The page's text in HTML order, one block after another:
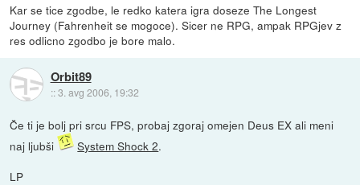
Kar se tice zgodbe, le redko katera igra doseze The Longest
Journey (Fahrenheit se mogoce). Sicer ne RPG, ampak RPGjev z
res odlicno zgodbo je bore malo.
Orbit89
::3. avg 2006, 19:32
Če ti je bolj pri srcu FPS, probaj zgoraj omejen Deus EX ali meni
naj ljubši
System Shock 2.
LP